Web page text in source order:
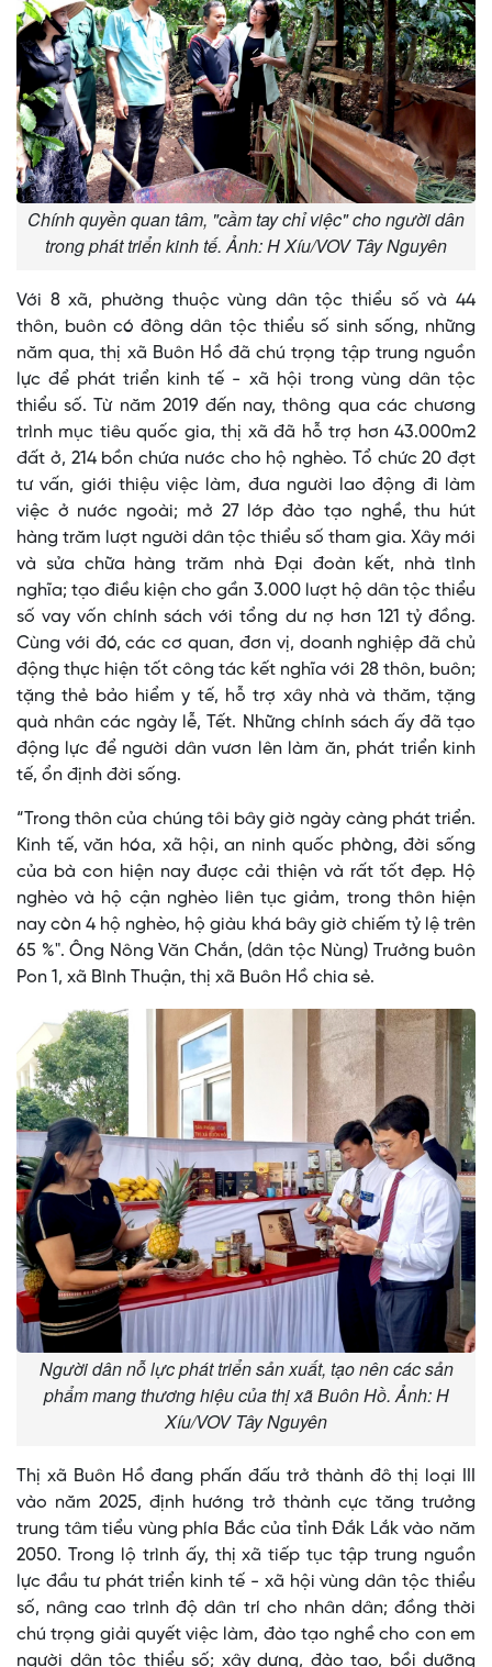
Chính quyền quan tâm, "cầm tay chỉ việc" cho người dân
trong phát triển kinh tế. Ảnh: H Xíu/VOV Tây Nguyên
Với 8 xã, phường thuộc vùng dân tộc thiểu số và 44
thôn, buôn có đông dân tộc thiểu số sinh sống, những
năm qua, thị xã Buôn Hồ đã chú trọng tập trung nguồn
lực để phát triển kinh tế - xã hội trong vùng dân tộc
thiểu số. Từ năm 2019 đến nay, thông qua các chương
trình mục tiêu quốc gia, thị xã đã hỗ trợ hơn 43.000m2
đất ở, 214 bồn chứa nước cho hộ nghèo. Tổ chức 20 đợt
tư vấn, giới thiệu việc làm, đưa người lao động đi làm
việc ở nước ngoài; mở 27 lớp đào tạo nghề, thu hút
hàng trăm lượt người dân tộc thiểu số tham gia. Xây mới
và sửa chữa hàng trăm nhà Đại đoàn kết, nhà tình
nghĩa; tạo điều kiện cho gần 3.000 lượt hộ dân tộc thiểu
số vay vốn chính sách với tổng dư nợ hơn 121 tỷ đồng.
Cùng với đó, các cơ quan, đơn vị, doanh nghiệp đã chủ
động thực hiện tốt công tác kết nghĩa với 28 thôn, buôn;
tặng thẻ bảo hiểm y tế, hỗ trợ xây nhà và thăm, tặng
quà nhân các ngày lễ, Tết. Những chính sách ấy đã tạo
động lực để người dân vươn lên làm ăn, phát triển kinh
tế, ổn định đời sống.
“Trong thôn của chúng tôi bây giờ ngày càng phát triển.
Kinh tế, văn hóa, xã hội, an ninh quốc phòng, đời sống
của bà con hiện nay được cải thiện và rất tốt đẹp. Hộ
nghèo và hộ cận nghèo liên tục giảm, trong thôn hiện
nay còn 4 hộ nghèo, hộ giàu khá bây giờ chiếm tỷ lệ trên
65 %". Ông Nông Văn Chắn, (dân tộc Nùng) Trưởng buôn
Pon 1, xã Bình Thuận, thị xã Buôn Hồ chia sẻ.
Người dân nỗ lực phát triển sản xuất, tạo nên các sản
phẩm mang thương hiệu của thị xã Buôn Hồ. Ảnh: H
Xíu/VOV Tây Nguyên
Thị xã Buôn Hồ đang phấn đấu trở thành đô thị loại III
vào năm 2025, định hướng trở thành cực tăng trưởng
trung tâm tiểu vùng phía Bắc của tỉnh Đắk Lắk vào năm
2050. Trong lộ trình ấy, thị xã tiếp tục tập trung nguồn
lực đầu tư phát triển kinh tế - xã hội vùng dân tộc thiểu
số, nâng cao trình độ dân trí cho nhân dân; đồng thời
chú trọng giải quyết việc làm, đào tạo nghề cho con em
người dân tộc thiểu số; xây dựng, đào tạo, bồi dưỡng